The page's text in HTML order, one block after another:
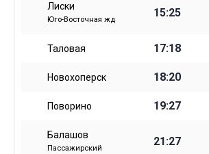
Лиски
Юго-Восточная жд
15:25
Таловая 17:18
Новохоперск 18:20
Поворино 19:27
Балашов
Пассажирский
21:27